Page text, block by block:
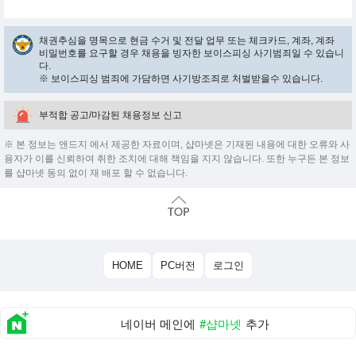
채권추심을 명목으로 현금 수거 및 전달 업무 또는 체크카드, 계좌, 계좌
비밀번호를 요구할 경우 채용을 빙자한 보이스피싱 사기범죄일 수 있습니
다.
※ 보이스피싱 범죄에 가담하면 사기방조죄로 처벌받을수 있습니다.
부적합 공고/마감된 채용정보 신고
※ 본 정보는 앤드지 에서 제공한 자료이며, 샵마넷은 기재된 내용에 대한 오류와 사
용자가 이를 신뢰하여 취한 조치에 대해 책임을 지지 않습니다. 또한 누구든 본 정보
를 샵마넷 동의 없이 재 배포 할 수 없습니다.
HOME PC버전 로그인
네이버 메인에 #샵마넷 추가